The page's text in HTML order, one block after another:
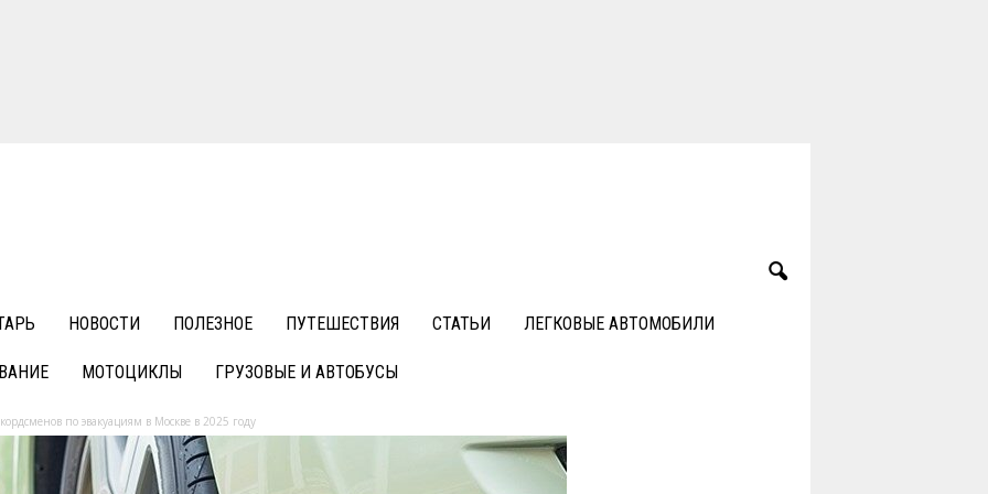
НОВОСТИ ПОЛЕЗНОЕ ПУТЕШЕСТВИЯ СТАТЬИ ЛЕГКОВЫЕ АВТОМОБИЛИ
МОТОЦИКЛЫ ГРУЗОВЫЕ И АВТОБУСЫ
по эвакуациям в Москве в 2025 году